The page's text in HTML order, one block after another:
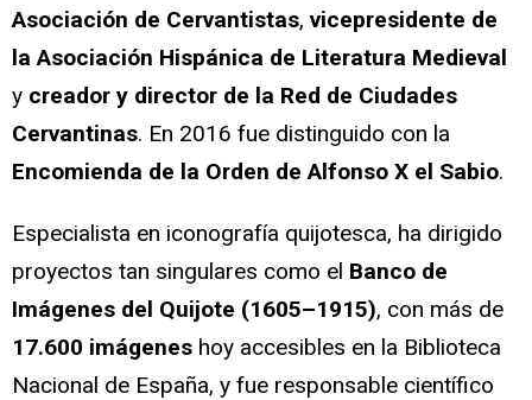
Asociación de Cervantistas,vicepresidente de
la Asociación Hispánica de Literatura Medieval
y creador y director de la Red de Ciudades
Cervantinas. En 2016 fue distinguido con la
Encomienda de la Orden de Alfonso X el Sabio.
Especialista en iconografía quijotesca, ha dirigido
proyectos tan singulares como el Banco de
Imágenes del Quijote (1605–1915), con más de
17.600 imágenes hoy accesibles en la Biblioteca
Nacional de España, y fue responsable científico